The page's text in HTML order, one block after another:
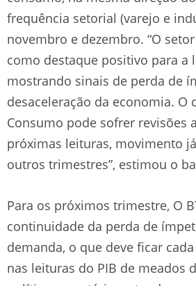
frequência setorial (varejo e
novembro e dezembro. “O
como destaque positivo para a
mostrando sinais de perda de
desaceleração da economia. O
Consumo pode sofrer revisões
próximas leituras, movimento
outros trimestres”, estimou o
Para os próximos trimestre, O
continuidade da perda de
demanda, o que deve ficar
nas leituras do PIB de meados